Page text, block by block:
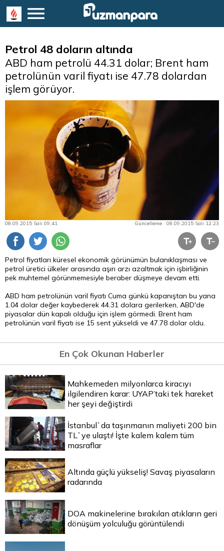
Petrol 48 doların altında
ABD ham petrolü 44.31 dolar; Brent ham
petrolünün varil fiyatı ise 47.78 dolardan
işlem görüyor.
08.09.2015 Salı 09:41 Güncelleme : 08.09.2015 Salı 12:23
Petrol fiyatları küresel ekonomik görünümün bulanıklaşması ve
petrol üretici ülkeler arasında aşırı arzı azaltmak için işbirliğinin
pek muhtemel görünmemesiyle beraber düşmeye devam etti.
ABD ham petrolünün varil fiyatı Cuma günkü kapanıştan bu yana
1.04 dolar değer kaybederek 44.31 dolara gerilerken, ABD'de
piyasalar dün kapalı olduğu için işlem görmedi. Brent ham
petrolünün varil fiyatı ise 15 sent yükseldi ve 47.78 dolar oldu.
En Çok Okunan Haberler
Mahkemeden milyonlarca kiracıyı
ilgilendiren karar: UYAP’taki tek hareket
her şeyi değiştirdi
İstanbul`da taşınmanın maliyeti 200 bin
TL`ye ulaştı! İşte kalem kalem tüm
masraflar
Altında güçlü yükseliş! Savaş piyasaların
radarında
DOA makinelerine bırakılan atıkların geri
dönüşüm yolculuğu görüntülendi